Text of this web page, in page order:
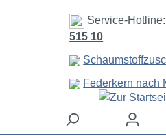
Zum Hauptinhalt springen
Service-
515 10
Federkern nach